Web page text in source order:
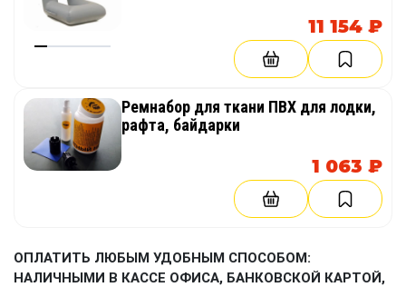
11 154 ₽
Ремнабор для ткани ПВХ для лодки,
рафта, байдарки
1 063 ₽
ОПЛАТИТЬ ЛЮБЫМ УДОБНЫМ СПОСОБОМ:
НАЛИЧНЫМИ В КАССЕ ОФИСА, БАНКОВСКОЙ КАРТОЙ,